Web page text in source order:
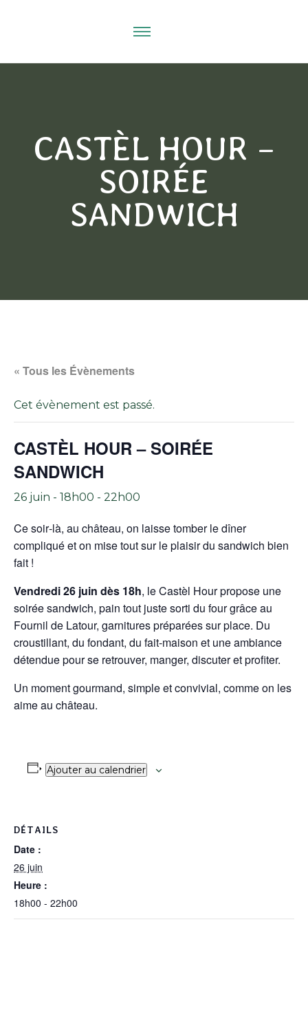
CASTÈL HOUR –
SOIRÉE
SANDWICH
« Tous les Évènements
Cet évènement est passé.
CASTÈL HOUR – SOIRÉE
SANDWICH
26 juin - 18h00 - 22h00
Ce soir‑là, au château, on laisse tomber le dîner
compliqué et on mise tout sur le plaisir du sandwich bien
fait !
Vendredi 26 juin dès 18h, le Castèl Hour propose une
soirée sandwich, pain tout juste sorti du four grâce au
Fournil de Latour, garnitures préparées sur place. Du
croustillant, du fondant, du fait‑maison et une ambiance
détendue pour se retrouver, manger, discuter et profiter.
Un moment gourmand, simple et convivial, comme on les
aime au château.
Ajouter au calendrier
DÉTAILS
Date :
26 juin
Heure :
18h00 - 22h00